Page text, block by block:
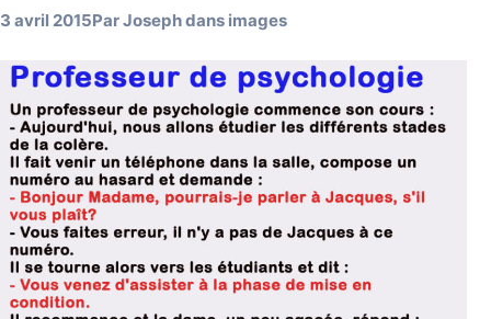
3 avril 2015ParJosephdans images